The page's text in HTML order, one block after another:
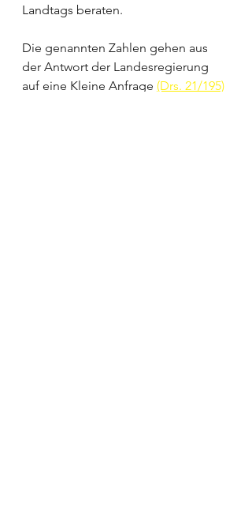
Landtags beraten.
Die genannten Zahlen gehen aus
der Antwort der Landesregierung
auf eine Kleine Anfrage (Drs. 21/195)